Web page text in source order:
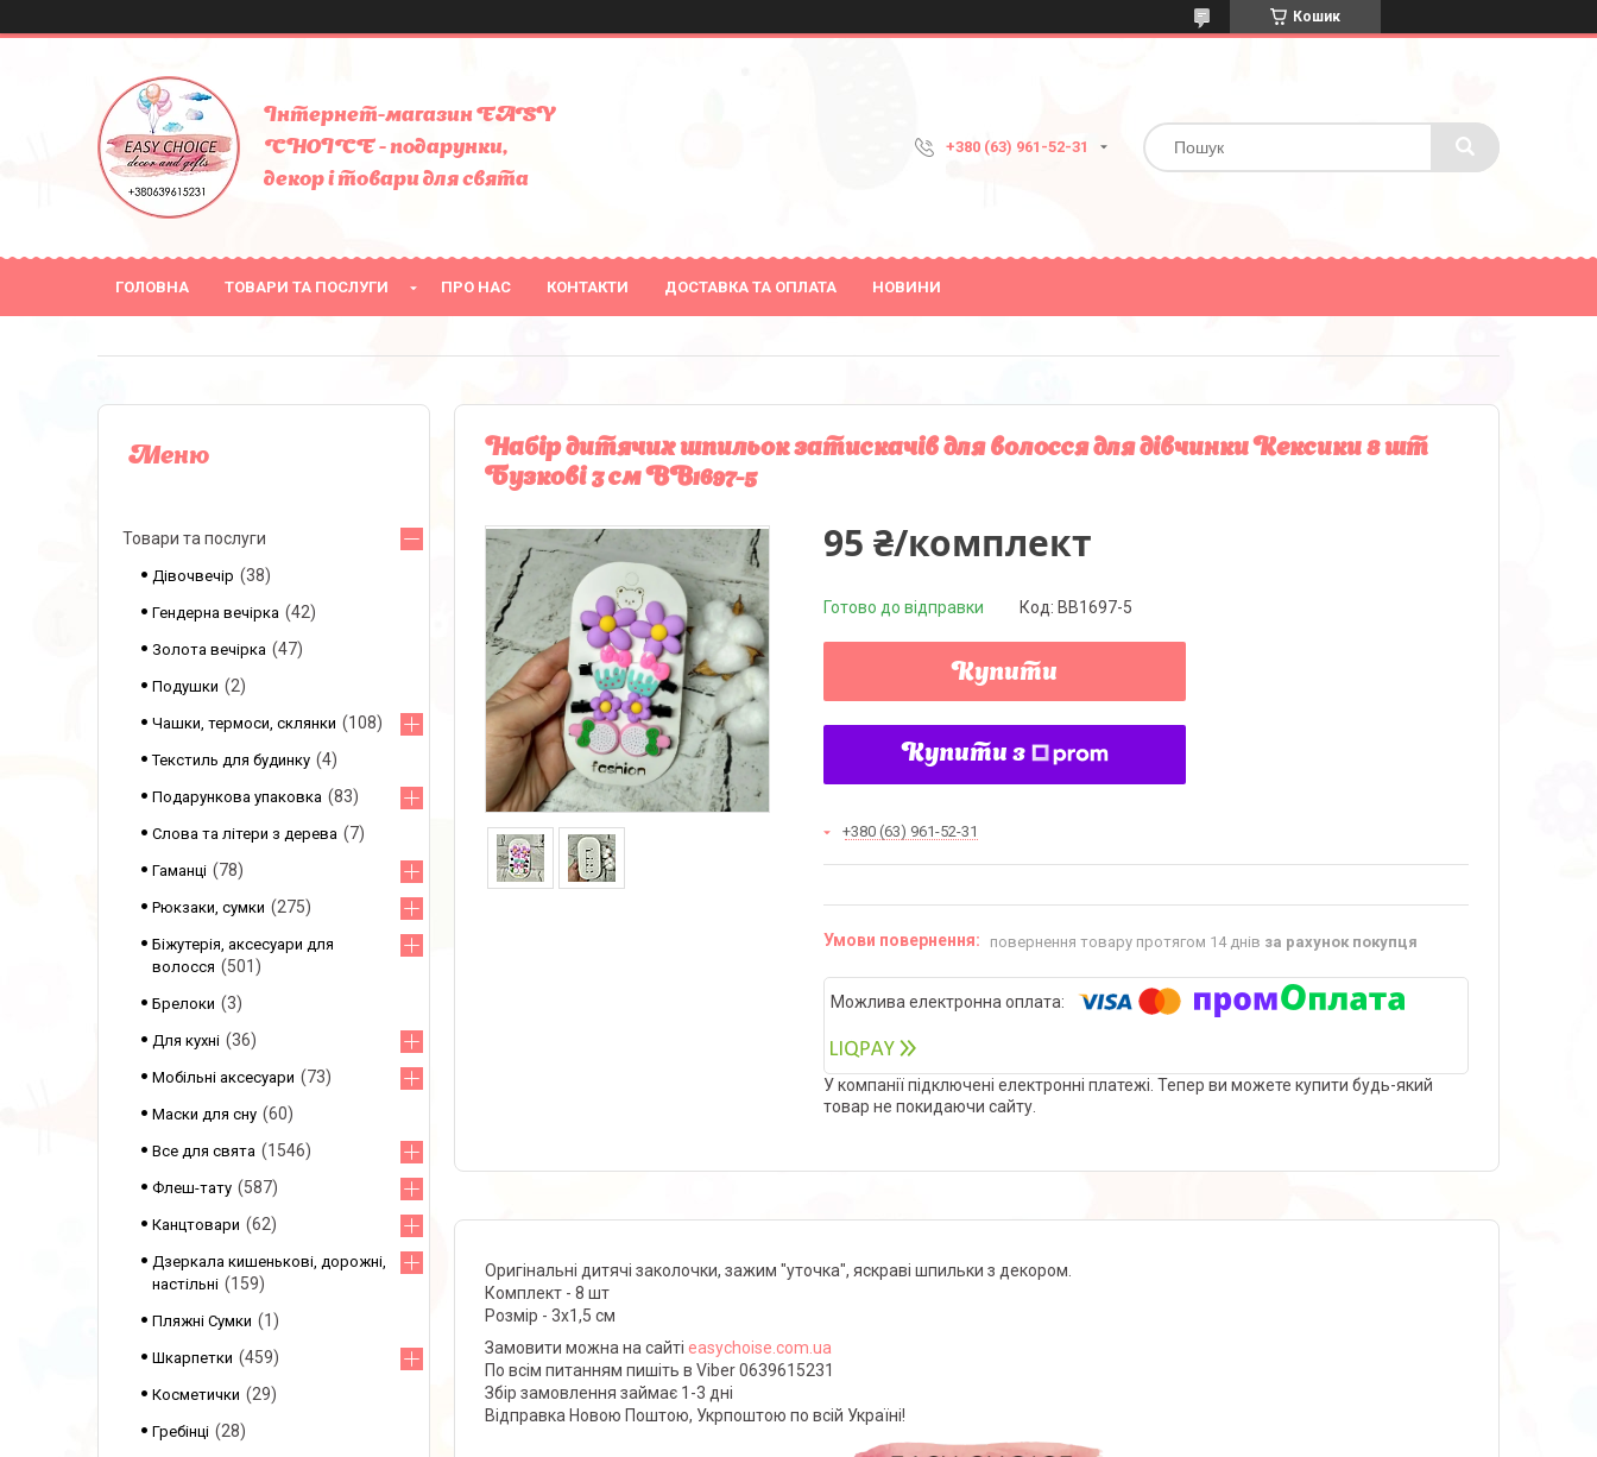
Кошик
Інтернет-магазин EASY
CHOICE - подарунки,
декор і товари для свята
+380 (63) 961-52-31
ГОЛОВНА ТОВАРИ ТА ПОСЛУГИ ПРО НАС КОНТАКТИ ДОСТАВКА ТА ОПЛАТА НОВИНИ
Набір дитячих шпильок затискачів для волосся для дівчинки Кексики 8 шт
Бузкові 3 см BB1697-5
95 ₴/комплект
Готово до відправки Код: BB1697-5
Купити
Купити з
+380 (63) 961-52-31
повернення товару протягом 14 днів за рахунок покупця
У компанії підключені електронні платежі. Тепер ви можете купити будь-який
товар не покидаючи сайту.
Оригінальні дитячі заколочки, зажим "уточка", яскраві шпильки з декором.
Комплект - 8 шт
Розмір - 3х1,5 см
Замовити можна на сайті easychoise.сom.ua
По всім питанням пишіть в Viber 0639615231
Збір замовлення займає 1-3 дні
Відправка Новою Поштою, Укрпоштою по всій Україні!
Товари та послуги
Дівочвечір 38
Гендерна вечірка 42
Золота вечірка 47
Подушки 2
Чашки, термоси, склянки 108
Текстиль для будинку 4
Подарункова упаковка 83
Слова та літери з дерева 7
Гаманці 78
Рюкзаки, сумки 275
Біжутерія, аксесуари для
волосся
501
Брелоки 3
Для кухні 36
Мобільні аксесуари 73
Маски для сну 60
Все для свята 1546
Флеш-тату 587
Канцтовари 62
Дзеркала кишенькові, дорожні,
настільні
159
Пляжні Сумки 1
Шкарпетки 459
Косметички 29
Гребінці 28